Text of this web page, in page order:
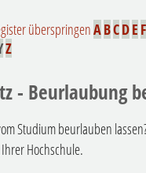
überspringenABCDE F
Z
- Beurlaubung
Studium beurlauben
Hochschule.